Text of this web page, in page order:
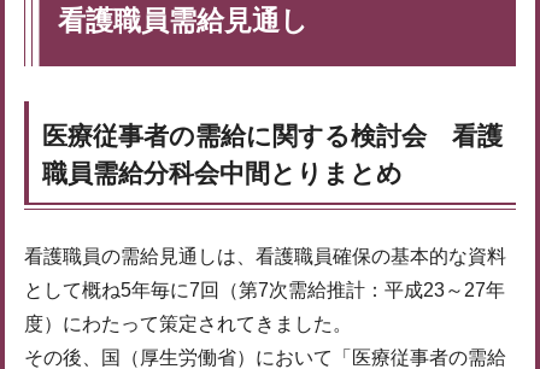
看護職員需給見通し
医療従事者の需給に関する検討会 看護
職員需給分科会中間とりまとめ
看護職員の需給見通しは、看護職員確保の基本的な資料
として概ね5年毎に7回（第7次需給推計：平成23～27年
度）にわたって策定されてきました。
その後、国（厚生労働省）において「医療従事者の需給